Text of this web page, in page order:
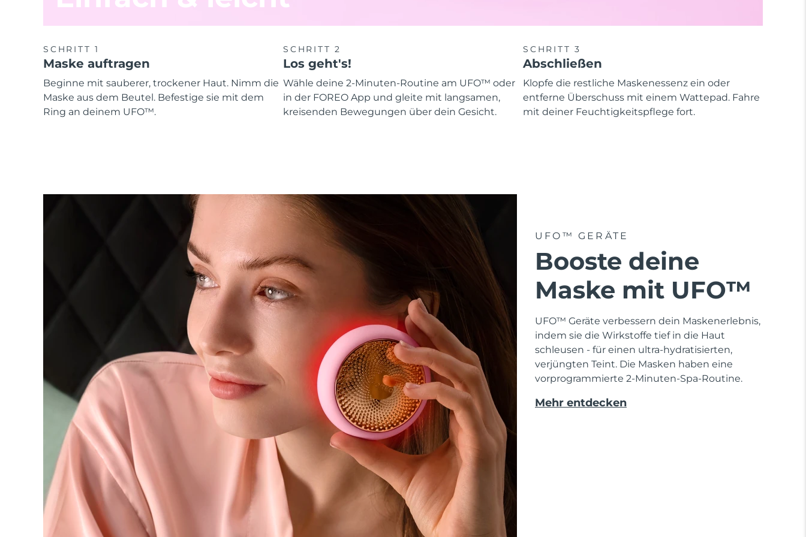
SCHRITT 1
Maske auftragen
Beginne mit sauberer, trockener Haut. Nimm die
Maske aus dem Beutel. Befestige sie mit dem
Ring an deinem UFO™.
SCHRITT 2
Los geht's!
Wähle deine 2-Minuten-Routine am UFO™ oder
in der FOREO App und gleite mit langsamen,
kreisenden Bewegungen über dein Gesicht.
SCHRITT 3
Abschließen
Klopfe die restliche Maskenessenz ein oder
entferne Überschuss mit einem Wattepad. Fahre
mit deiner Feuchtigkeitspflege fort.
UFO™ GERÄTE
Booste deine
Maske mit UFO™
UFO™ Geräte verbessern dein Maskenerlebnis,
indem sie die Wirkstoffe tief in die Haut
schleusen - für einen ultra-hydratisierten,
verjüngten Teint. Die Masken haben eine
vorprogrammierte 2-Minuten-Spa-Routine.
Mehr entdecken